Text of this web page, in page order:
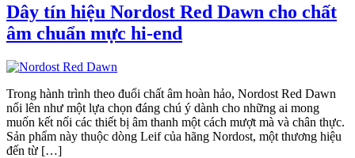
Dây tín hiệu Nordost Red Dawn cho chất
âm chuẩn mực hi-end
Trong hành trình theo đuổi chất âm hoàn hảo, Nordost Red Dawn
nổi lên như một lựa chọn đáng chú ý dành cho những ai mong
muốn kết nối các thiết bị âm thanh một cách mượt mà và chân thực.
Sản phẩm này thuộc dòng Leif của hãng Nordost, một thương hiệu
đến từ […]